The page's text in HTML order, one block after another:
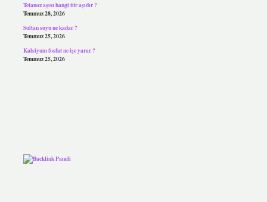
Tetanoz aşısı hangi tür aşıdır ?
Temmuz 28, 2026
Sultan suyu ne kadar ?
Temmuz 25, 2026
Kalsiyum fosfat ne işe yarar ?
Temmuz 25, 2026